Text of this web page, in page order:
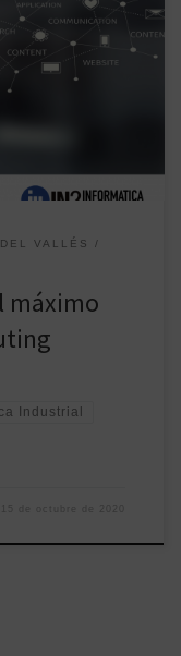
con más
que cambiarán
y cómo IN2 puede
Ahora es el
[…]
VALLÉS
máximo
Industrial